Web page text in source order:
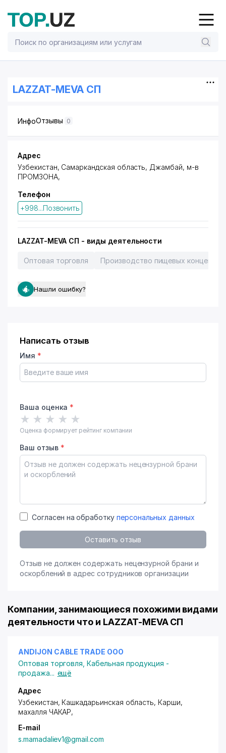
LAZZAT-MEVA СП
ИнфоОтзывы 0
Адрес
Узбекистан, Самаркандская область, Джамбай, м-в
ПРОМЗОНА,
Телефон
+998...Позвонить
LAZZAT-MEVA СП - виды деятельности
Оптовая торговля Производство пищевых
Нашли ошибку?
Написать отзыв
Имя *
Ваша оценка *
★ ★ ★ ★ ★
Оценка формирует рейтинг компании
Ваш отзыв *
Согласен на обработку персональных данных
Оставить отзыв
Отзыв не должен содержать нецензурной брани и
оскорблений в адрес сотрудников организации
Компании, занимающиеся похожими видами
деятельности что и LAZZAT-MEVA СП
ANDIJON CABLE TRADE ООО
Оптовая торговля ,Кабельная продукция -
продажа... ещё
Адрес
Узбекистан, Кашкадарьинская область, Карши,
махалля ЧАКАР,
E-mail
s.mamadaliev1@gmail.com